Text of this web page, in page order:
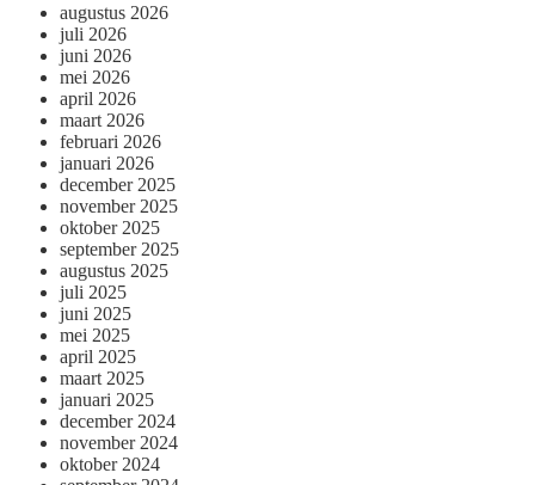
augustus 2026
juli 2026
juni 2026
mei 2026
april 2026
maart 2026
februari 2026
januari 2026
december 2025
november 2025
oktober 2025
september 2025
augustus 2025
juli 2025
juni 2025
mei 2025
april 2025
maart 2025
januari 2025
december 2024
november 2024
oktober 2024